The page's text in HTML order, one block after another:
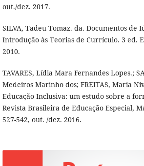
out./dez. 2017.
SILVA, Tadeu Tomaz. da. Documentos de
Introdução às Teorias de Currículo. 3 ed.
2010.
TAVARES, Lídia Mara Fernandes Lopes.;
Medeiros Marinho dos; FREITAS, Maria
Educação Inclusiva: um estudo sobre a
Revista Brasileira de Educação Especial,
527-542, out. /dez. 2016.